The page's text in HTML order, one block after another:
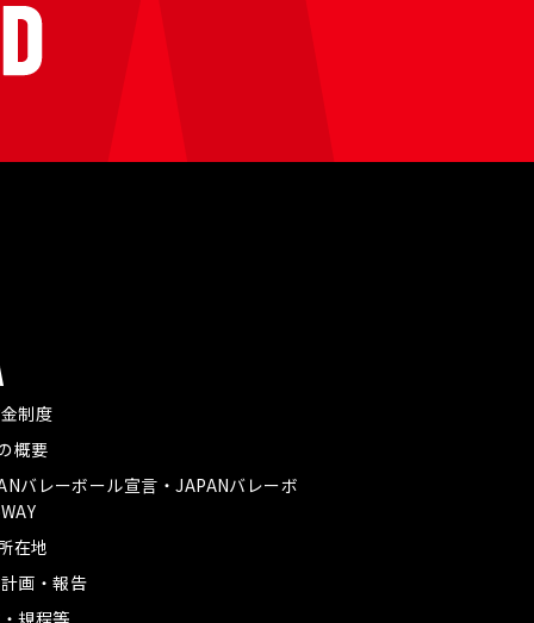
制度
概要
バレーボール宣言・JAPANバレーボ
在地
画・報告
規程等